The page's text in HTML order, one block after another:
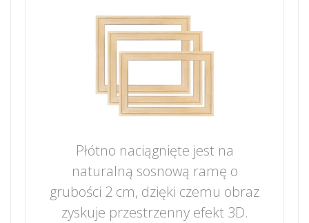
Płótno naciągnięte jest na
naturalną sosnową ramę o
grubości 2 cm, dzięki czemu obraz
zyskuje przestrzenny efekt 3D.